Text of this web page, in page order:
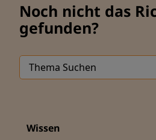
Noch nicht das
gefunden?
Wissen